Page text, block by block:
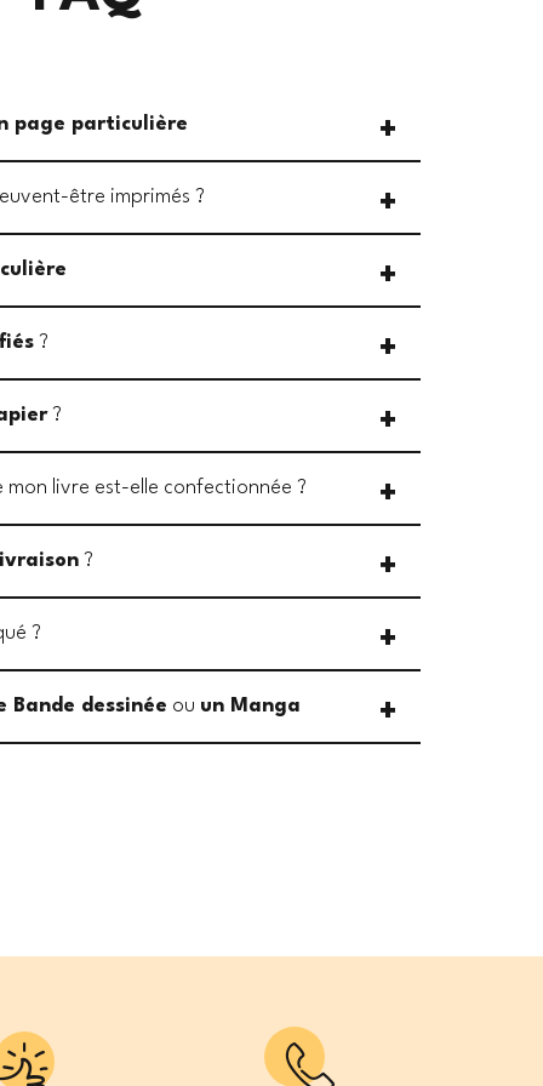
page particulière
être imprimés ?
?
?
mon livre est-elle confectionnée ?
?
?
Bande dessinée ou un Manga